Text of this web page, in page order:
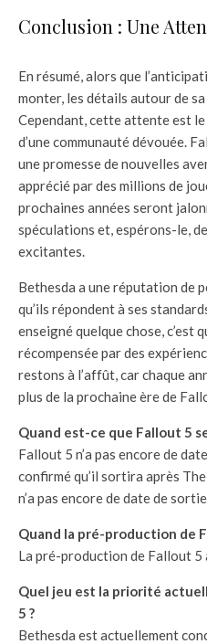
Conclusion : Une
En résumé, alors que
monter, les détails autour de
Cependant, cette attente est
d’une communauté dévouée.
une promesse de nouvelles
apprécié par des millions de
prochaines années seront
spéculations et, espérons-le,
excitantes.
Bethesda a une réputation de
qu’ils répondent à ses
enseigné quelque chose, c’est
récompensée par des
restons à l’affût, car chaque
plus de la prochaine ère de
Quand est-ce que Fallout 5
Fallout 5 n’a pas encore de
confirmé qu’il sortira après
n’a pas encore de date de
Quand la pré-production de
La pré-production de Fallout 5
Quel jeu est la priorité
5 ?
Bethesda est actuellement